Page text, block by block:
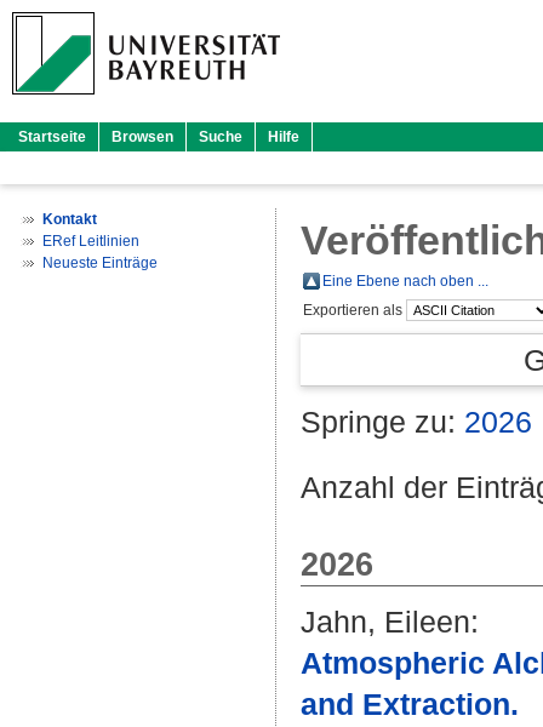
Startseite Browsen Suche Hilfe
Kontakt
ERef Leitlinien
Neueste Einträge
Eine Ebene nach oben ...
Exportieren als
Springe zu: 2026
Anzahl der
2026
Jahn, Eileen:
Atmospheric
and Extraction.